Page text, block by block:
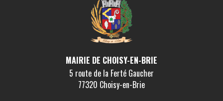
COMMERCES & ACTIVITÉS
Boulangerie Mélanie et Salah EL
AARABI
VOIR LA FICHE
MAIRIE DE CHOISY-EN-BRIE
5 route de la Ferté Gaucher
77320 Choisy-en-Brie